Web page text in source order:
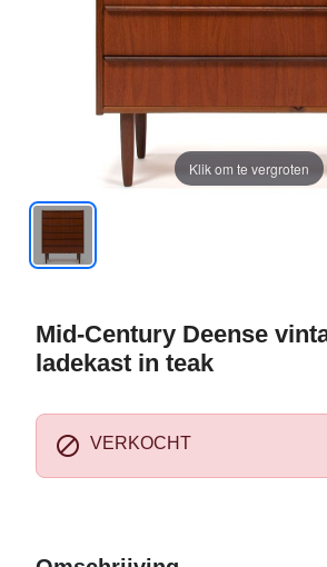
Klik om te vergroten
Mid-Century Deense
ladekast in teak
 VERKOCHT